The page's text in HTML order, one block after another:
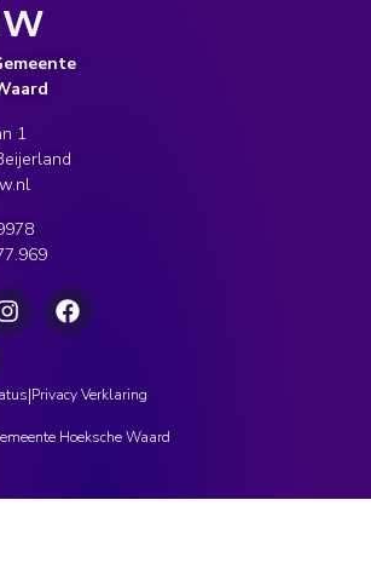
1
|Privacy Verklaring
Hoeksche Waard